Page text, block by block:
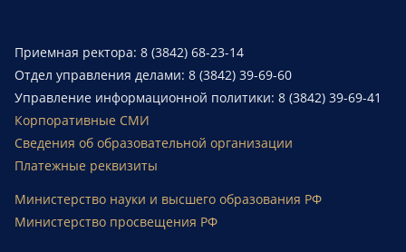
Приемная ректора: 8 (3842) 68-23-14
Отдел управления делами: 8 (3842) 39-69-60
Управление информационной политики: 8 (3842) 39-69-41
Корпоративные СМИ
Сведения об образовательной организации
Платежные реквизиты
Министерство науки и высшего образования РФ
Министерство просвещения РФ